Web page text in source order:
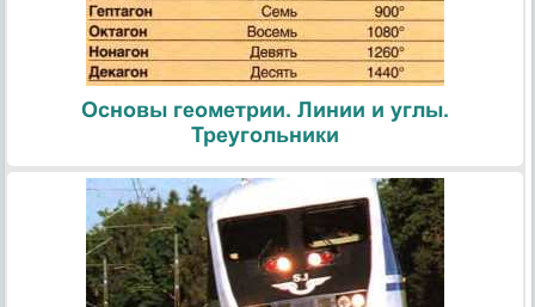
Основы геометрии. Линии и углы.
Треугольники